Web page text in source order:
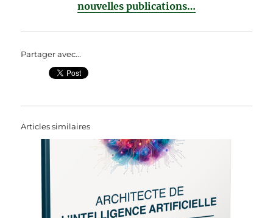
nouvelles publications…
Partager avec...
Articles similaires